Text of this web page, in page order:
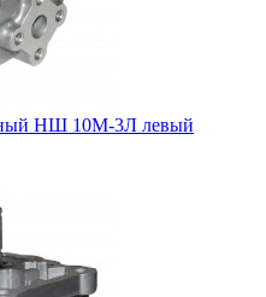
НШ 10М-3Л левый